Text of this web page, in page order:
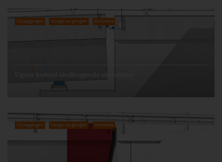
Opleggingen Voegovergangen Animatie
Figuur invloed eindkragende eindvelden
Opleggingen Voegovergangen Animatie